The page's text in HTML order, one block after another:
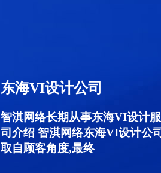
东海VI设计公司
智淇网络长期从事东海VI设计
司介绍 智淇网络东海VI设计公
取自顾客角度,最终